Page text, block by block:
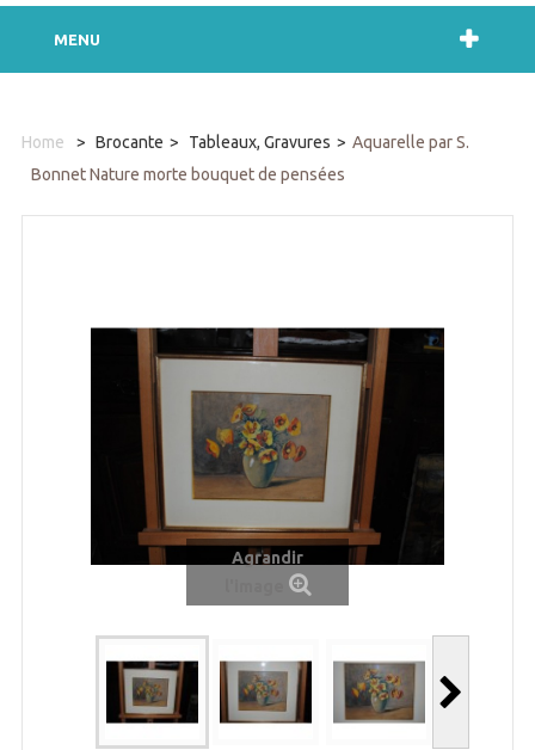
MENU
Home > Brocante > Tableaux, Gravures > Aquarelle par S.
Bonnet Nature morte bouquet de pensées
Agrandir